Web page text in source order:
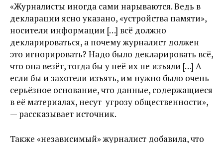
«Журналисты иногда сами нарываются. Ведь в
декларации ясно указано, «устройства памяти»,
носители информации […] всё должно
декларироваться, а почему журналист должен
это игнорировать? Надо было декларировать всё,
что она везёт, тогда бы у неё их не изъяли […] А
если бы и захотели изъять, им нужно было очень
серьёзное основание, что данные, содержащиеся
в её материалах, несут угрозу общественности»,
— рассказывает источник.
Также «независимый» журналист добавила, что